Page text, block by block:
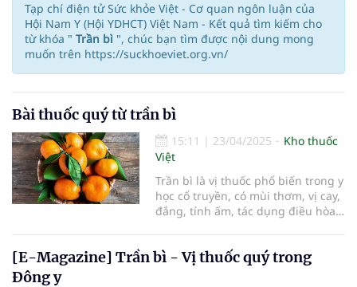
Tạp chí điện tử Sức khỏe Việt - Cơ quan ngôn luận của
Hội Nam Y (Hội YDHCT) Việt Nam - Kết quả tìm kiếm cho
từ khóa " Trần bì ", chúc bạn tìm được nội dung mong
muốn trên https://suckhoeviet.org.vn/
Bài thuốc quý từ trần bì
15:11 | 23/04/2025
Kho thuốc
Việt
Trần bì là vị thuốc phổ biến trong y
học cổ truyền, có mùi thơm, vị cay,
đắng, tính ấm, tác dụng điều hòa
[E-Magazine] Trần bì - Vị thuốc quý trong
Đông y